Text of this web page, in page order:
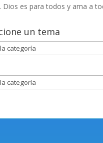
Dios es para todos y ama a
un tema